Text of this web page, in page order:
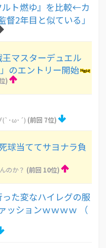
ルト燃ゆ』を比較←カ
2年目と似ている」
王マスターデュエル
のエントリー開始
)
(`･ω･´) (前回 7位)
球当ててサヨナラ負
のか？ (前回 10位)
た変なハイレグの服
ッションｗｗｗｗ （